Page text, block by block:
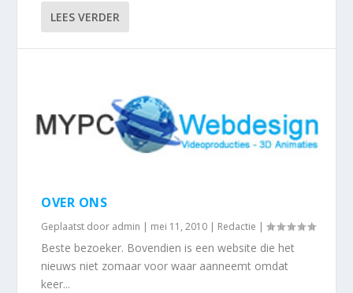
LEES VERDER
OVER ONS
Geplaatst door admin | mei 11, 2010 | Redactie |
Beste bezoeker. Bovendien is een website die het
nieuws niet zomaar voor waar aanneemt omdat
keer...